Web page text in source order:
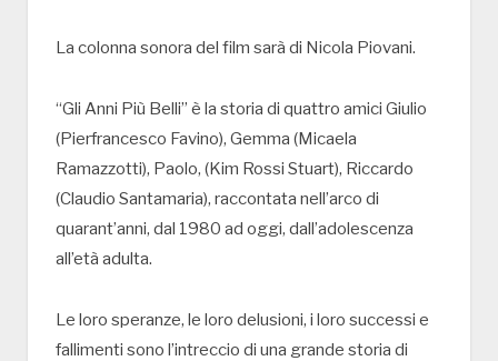
La colonna sonora del film sarà di Nicola Piovani.
“Gli Anni Più Belli” è la storia di quattro amici Giulio
(Pierfrancesco Favino), Gemma (Micaela
Ramazzotti), Paolo, (Kim Rossi Stuart), Riccardo
(Claudio Santamaria), raccontata nell’arco di
quarant’anni, dal 1980 ad oggi, dall’adolescenza
all’età adulta.
Le loro speranze, le loro delusioni, i loro successi e
fallimenti sono l’intreccio di una grande storia di